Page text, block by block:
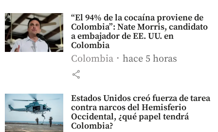
“El 94% de la cocaína proviene de
Colombia”: Nate Morris, candidato
a embajador de EE. UU. en
Colombia
Colombia hace 5 horas
share
Estados Unidos creó fuerza de tarea
contra narcos del Hemisferio
Occidental, ¿qué papel tendrá
Colombia?